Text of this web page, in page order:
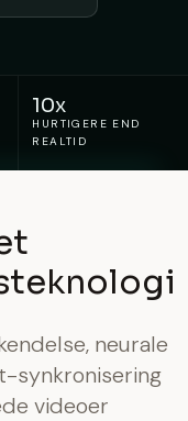
10x
HURTIGERE END
REALTID
neurale
synkronisering
videoer